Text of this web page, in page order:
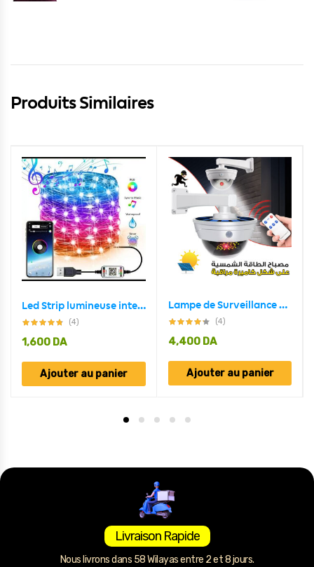
Produits Similaires
Led Strip lumineuse intelligente 5M USB Bluetooth pour décoration
(4)
1,600 DA
Ajouter au panier
Lampe de Surveillance extérieure solaire Anti-vol, capteur de mouvement PIR à Induction humaine
(4)
4,400 DA
Ajouter au panier
Livraison Rapide
Nous livrons dans 58 Wilayas entre 2 et 8 jours.